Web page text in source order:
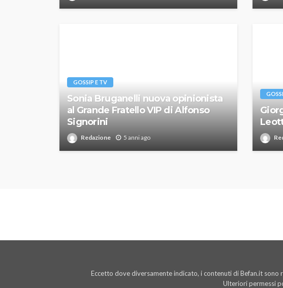
GOSSIP E TV
Sonia Bruganelli nuova opinionista
al Grande Fratello VIP di Alfonso
Signorini
Redazione 5 anni ago
Eccetto dove diversamente indicato, i contenuti di Befan.it
Ulteriori permessi